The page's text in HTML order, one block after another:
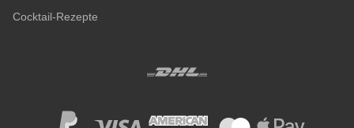
Cocktail-Rezepte